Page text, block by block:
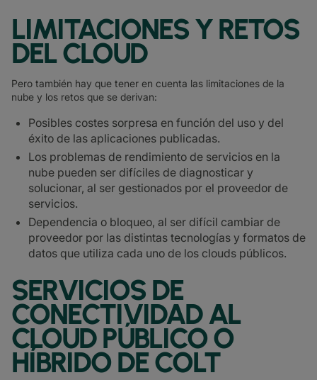
LIMITACIONES Y RETOS
DEL CLOUD
Pero también hay que tener en cuenta las limitaciones de la
nube y los retos que se derivan:
Posibles costes sorpresa en función del uso y del
éxito de las aplicaciones publicadas.
Los problemas de rendimiento de servicios en la
nube pueden ser difíciles de diagnosticar y
solucionar, al ser gestionados por el proveedor de
servicios.
Dependencia o bloqueo, al ser difícil cambiar de
proveedor por las distintas tecnologías y formatos de
datos que utiliza cada uno de los clouds públicos.
SERVICIOS DE
CONECTIVIDAD AL
CLOUD PÚBLICO O
HÍBRIDO DE COLT